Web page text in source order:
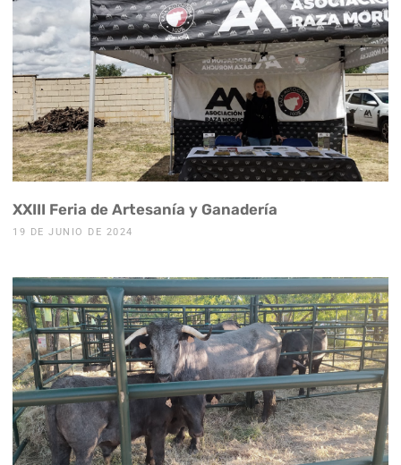
XXIII Feria de Artesanía y Ganadería
19 DE JUNIO DE 2024